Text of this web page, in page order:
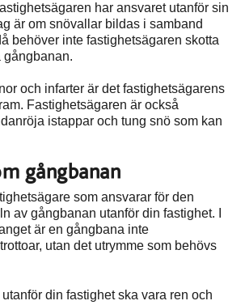
har ansvaret utanför sin
är om snövallar bildas i samband
behöver inte fastighetsägaren skotta
gångbanan.
och infarter är det fastighetsägarens
Fastighetsägaren är också
istappar och tung snö som kan
gångbanan
som ansvarar för den
av gångbanan utanför din fastighet. I
är en gångbana inte
utan det utrymme som behövs
din fastighet ska vara ren och